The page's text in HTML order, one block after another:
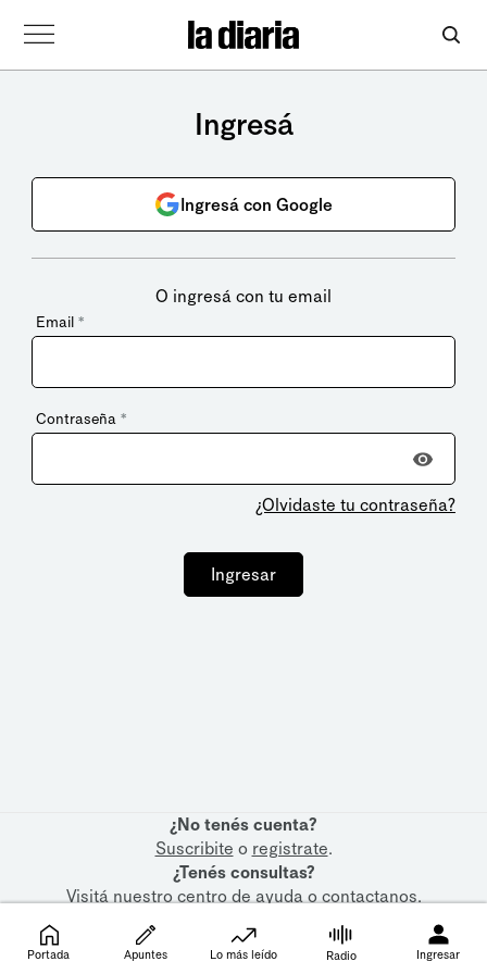
Ingresá
Ingresá con Google
O ingresá con tu email
Email *
Contraseña *
¿Olvidaste tu contraseña?
Ingresar
¿No tenés cuenta?
Suscribite o registrate.
¿Tenés consultas?
Visitá nuestrocentro de ayudaocontactanos.
Portada Apuntes Lo más leído Radio Ingresar